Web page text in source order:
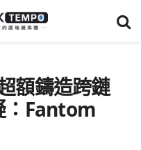
額鑄造跨鏈
：Fantom